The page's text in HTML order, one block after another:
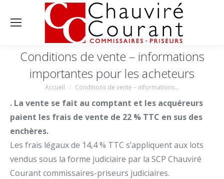
Conditions de vente – informations
importantes pour les acheteurs
Vous êtes ici :
Accueil Conditions de vente – informations…
. La vente se fait au comptant et les acquéreurs
paient les frais de vente de 22 % TTC en sus des
enchères.
Les frais légaux de 14,4 % TTC s’appliquent aux lots
vendus sous la forme judiciaire par la SCP Chauviré
Courant commissaires-priseurs judiciaires.